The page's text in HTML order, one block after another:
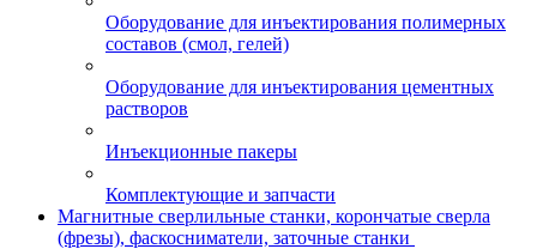
Оборудование для инъектирования полимерных
составов (смол, гелей)
Оборудование для инъектирования цементных
растворов
Инъекционные пакеры
Комплектующие и запчасти
Магнитные сверлильные станки, корончатые сверла
(фрезы), фаскосниматели, заточные станки